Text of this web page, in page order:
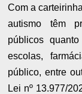
Com a
autismo têm
públicos
escolas,
público, entre
Lei nº 13.977/